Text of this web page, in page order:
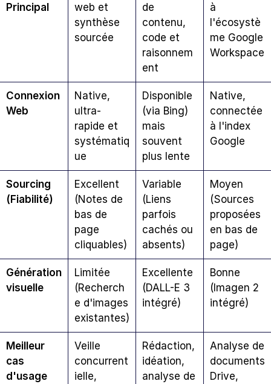
Principal
web et
synthèse
sourcée
de
contenu,
code et
raisonnem
ent
à
l'écosystè
me Google
Workspace
Connexion
Web
Native,
ultra-
rapide et
systématiq
ue
Disponible
(via Bing)
mais
souvent
plus lente
Native,
connectée
à l'index
Google
Sourcing
(Fiabilité)
Excellent
(Notes de
bas de
page
cliquables)
Variable
(Liens
parfois
cachés ou
absents)
Moyen
(Sources
proposées
en bas de
page)
Génération
visuelle
Limitée
(Recherch
e d'images
existantes)
Excellente
(DALL-E 3
intégré)
Bonne
(Imagen 2
intégré)
Meilleur
cas
d'usage
Veille
concurrent
ielle,
Rédaction,
idéation,
analyse de
Analyse de
documents
Drive,